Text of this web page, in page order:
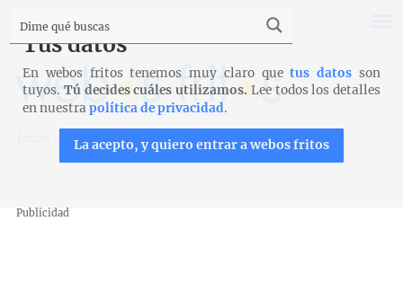
Recetas Mug Cakes Mug bica
Publicidad
Tus datos
En webos fritos tenemos muy claro quetus datos son
tuyos. Tú decides cuáles utilizamos. Lee todos los detalles
en nuestrapolítica de privacidad.
La acepto, y quiero entrar a webos fritos